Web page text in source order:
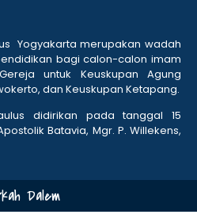
Yogyakarta merupakan wadah
bagi calon-calon imam
untuk Keuskupan Agung
dan Keuskupan Ketapang.
didirikan pada tanggal 15
Batavia, Mgr. P. Willekens,
Dalem